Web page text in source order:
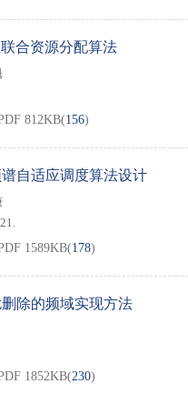
合资源分配算法
812KB(156)
自适应调度算法设计
1589KB(178)
除的频域实现方法
1852KB(230)